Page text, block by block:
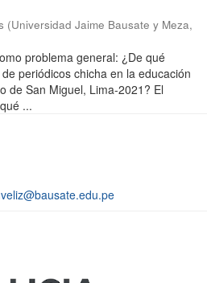
(Universidad Jaime Bausate y Meza,
problema general: ¿De qué
periódicos chicha en la educación
de San Miguel, Lima-2021? El
...